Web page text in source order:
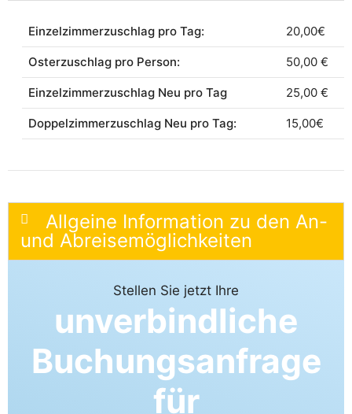
Einzelzimmerzuschlag pro Tag: 20,00€
Osterzuschlag pro Person: 50,00 €
Einzelzimmerzuschlag Neu pro Tag 25,00 €
Doppelzimmerzuschlag Neu pro Tag: 15,00€
Allgeine Information zu den An-
und Abreisemöglichkeiten
Stellen Sie jetzt Ihre
unverbindliche
Buchungsanfrage
für